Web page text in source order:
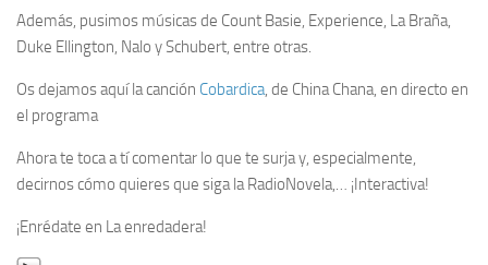
Además, pusimos músicas de Count Basie, Experience, La Braña,
Duke Ellington, Nalo y Schubert, entre otras.
Os dejamos aquí la canción Cobardica, de China Chana, en directo en
el programa
Ahora te toca a tí comentar lo que te surja y, especialmente,
decirnos cómo quieres que siga la RadioNovela,… ¡Interactiva!
¡Enrédate en La enredadera!